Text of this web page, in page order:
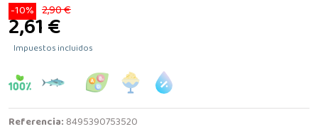
-10% 2,90 €
2,61 €
Impuestos incluidos
Referencia: 8495390753520